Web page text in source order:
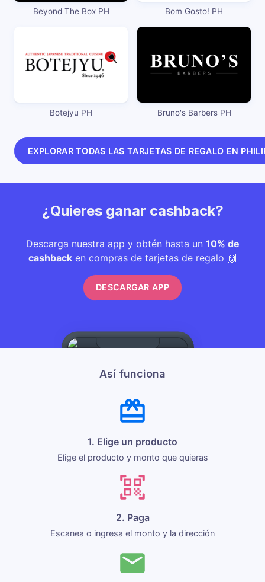
Beyond The Box PH Bom Gosto! PH
Botejyu PH Bruno's Barbers PH
EXPLORAR TODAS LAS TARJETAS DE REGALO EN
¿Quieres ganar cashback?
Descarga nuestra app y obtén hasta un 10% de
cashback en compras de tarjetas de regalo 🙌
DESCARGAR APP
Así funciona
1. Elige un producto
Elige el producto y monto que quieras
2. Paga
Escanea o ingresa el monto y la dirección